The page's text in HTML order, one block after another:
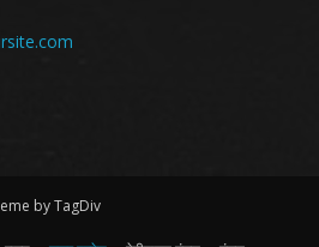
by TagDiv